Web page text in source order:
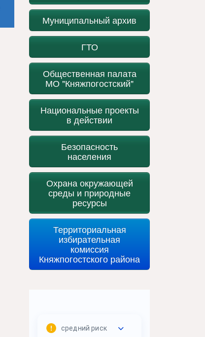
Муниципальный архив
ГТО
Общественная палата
МО "Княжпогостский"
Национальные проекты
в действии
Безопасность
населения
Охрана окружающей
среды и природные
ресурсы
Территориальная
избирательная
комиссия
Княжпогостского района